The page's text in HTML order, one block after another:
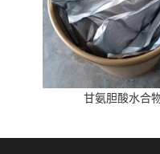
甘氨胆酸水合